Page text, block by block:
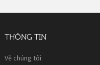
THÔNG TIN
Về chúng tôi